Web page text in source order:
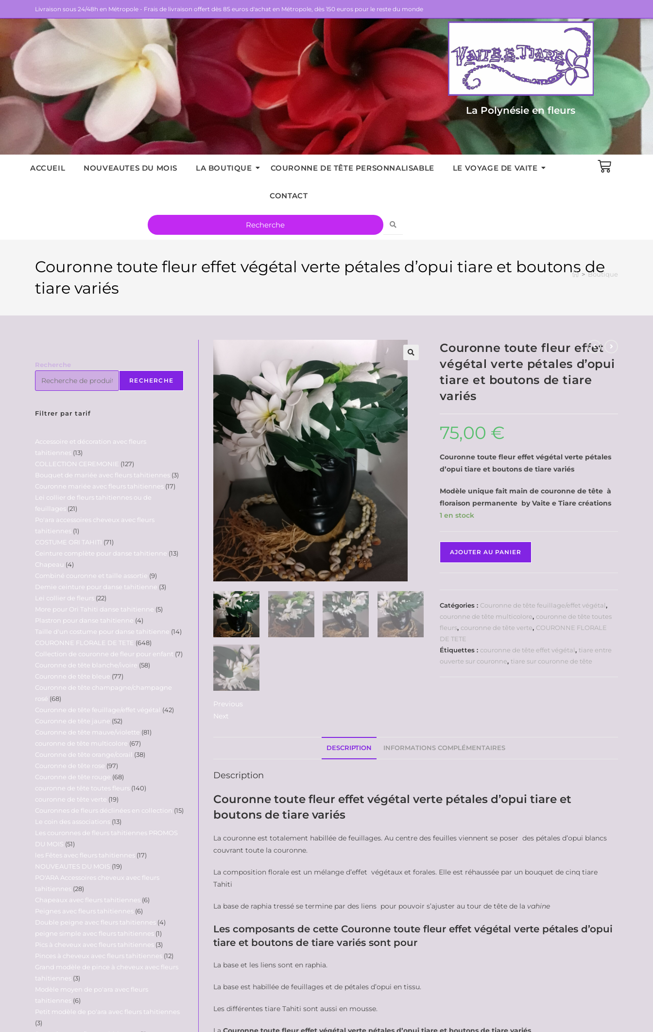
Livraison sous 24/48h en Métropole - Frais de livraison offert dès 85 euros d'achat en Métropole, dès 150 euros pour le reste du monde
La Polynésie en fleurs
ACCUEIL NOUVEAUTES DU MOIS LA BOUTIQUE COURONNE DE TÊTE PERSONNALISABLE LE VOYAGE DE VAITE
CONTACT
Couronne toute fleur effet végétal verte pétales d’opui tiare et boutons de
tiare variés
> Boutique
Previous
Next
Couronne toute fleur effet
végétal verte pétales d’opui
tiare et boutons de tiare
variés
75,00 €
Couronne toute fleur effet végétal verte pétales
d’opui tiare et boutons de tiare variés
Modèle unique fait main de couronne de tête à
floraison permanente by Vaite e Tiare créations
1 en stock
AJOUTER AU PANIER
Catégories : Couronne de tête feuillage/effet végétal,
couronne de tête multicolore, couronne de tête toutes
fleurs, couronne de tête verte, COURONNE FLORALE
DE TETE
Étiquettes : couronne de tête effet végétal,tiare entre
ouverte sur couronne,tiare sur couronne de tête
DESCRIPTION INFORMATIONS COMPLÉMENTAIRES
Description
Couronne toute fleur effet végétal verte pétales d’opui tiare et
boutons de tiare variés
La couronne est totalement habillée de feuillages. Au centre des feuilles viennent se poser des pétales d’opui blancs
couvrant toute la couronne.
La composition florale est un mélange d’effet végétaux et forales. Elle est réhaussée par un bouquet de cinq tiare
Tahiti
La base de raphia tressé se termine par des liens pour pouvoir s’ajuster au tour de tête de la vahine
Les composants de cette Couronne toute fleur effet végétal verte pétales d’opui
tiare et boutons de tiare variés sont pour
La base et les liens sont en raphia.
La base est habillée de feuillages et de pétales d’opui en tissu.
Les différentes tiare Tahiti sont aussi en mousse.
Recherche
RECHERCHE
Filtrer par tarif
Accessoire et décoration avec fleurs
tahitiennes 13
COLLECTION CEREMONIE 127
Bouquet de mariée avec fleurs tahitiennes 3
Couronne mariée avec fleurs tahitiennes 17
Lei collier de fleurs tahitiennes ou de
feuillages 21
Po'ara accessoires cheveux avec fleurs
tahitiennes 1
COSTUME ORI TAHITI
71
Ceinture complète pour danse tahitienne 13
Chapeau 4
Combiné couronne et taille assortie 9
Demie ceinture pour danse tahitienne 3
Lei collier de fleurs 22
More pour Ori Tahiti danse tahitienne 5
Plastron pour danse tahitienne 4
Taille d'un costume pour danse tahitienne 14
COURONNE FLORALE DE TETE 648
Collection de couronne de fleur pour enfant 7
Couronne de tête blanche/ivoire 58
Couronne de tête bleue 77
Couronne de tête champagne/champagne
rosé 68
Couronne de tête feuillage/effet végétal 42
Couronne de tête jaune 52
Couronne de tête mauve/violette 81
couronne de tête multicolore 67
Couronne de tête orange/corail 38
Couronne de tête rose 97
Couronne de tête rouge 68
couronne de tête toutes fleurs 140
couronne de tête verte 19
Couronnes de fleurs déclinées en collection 15
Le coin des associations 13
Les couronnes de fleurs tahitiennes PROMOS
DU MOIS 51
les Fêtes avec fleurs tahitiennes 17
NOUVEAUTES DU MOIS 19
PO'ARA Accessoires cheveux avec fleurs
tahitiennes 28
Chapeaux avec fleurs tahitiennes 6
Peignes avec fleurs tahitiennes 6
Double peigne avec fleurs tahitiennes 4
peigne simple avec fleurs tahitiennes 1
Pics à cheveux avec fleurs tahitiennes 3
Pinces à cheveux avec fleurs tahitiennes 12
Grand modèle de pince à cheveux avec fleurs
tahitiennes 3
Modèle moyen de po'ara avec fleurs
tahitiennes 6
Petit modèle de po'ara avec fleurs tahitiennes
3